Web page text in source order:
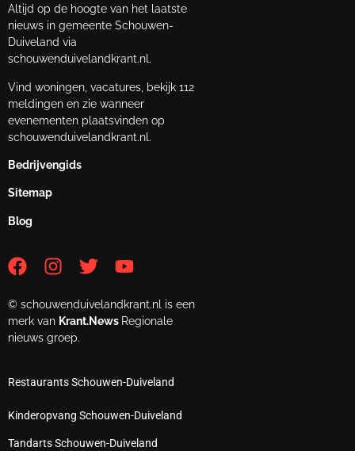
Altijd op de hoogte van het laatste
nieuws in gemeente Schouwen-
Duiveland via
schouwenduivelandkrant.nl.
Vind woningen, vacatures, bekijk 112
meldingen en zie wanneer
evenementen plaatsvinden op
schouwenduivelandkrant.nl.
Bedrijvengids
Sitemap
Blog
© schouwenduivelandkrant.nl is een
merk van Krant.News Regionale
nieuws groep.
Restaurants Schouwen-Duiveland
Kinderopvang Schouwen-Duiveland
Tandarts Schouwen-Duiveland